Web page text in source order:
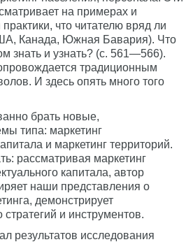
на примерах и
что читателю вряд ли
Канада, Южная Бавария). Что
знать и узнать? (с. 561—566).
традиционным
И здесь опять много того
брать новые,
типа: маркетинг
и маркетинг территорий.
рассматривая маркетинг
капитала, автор
наши представления о
демонстрирует
стратегий и инструментов.
результатов исследования